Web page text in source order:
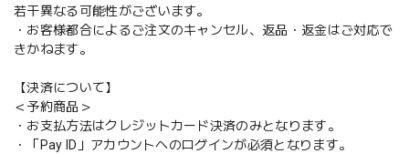
若干異なる可能性がございます。
・お客様都合によるご注文のキャンセル、返品・返金はご対応で
きかねます。
【決済について】
＜予約商品＞
・お支払方法はクレジットカード決済のみとなります。
・「Pay ID」アカウントへのログインが必須となります。